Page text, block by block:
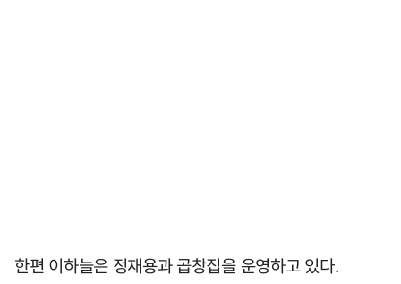
한편 이하늘은 정재용과 곱창집을 운영하고 있다.